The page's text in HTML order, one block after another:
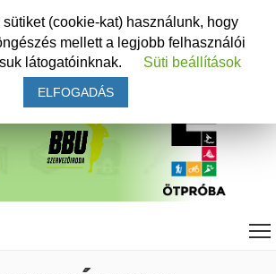
(cookie-kat) használunk, hogy
mellett a legjobb felhasználói
látogatóinknak.
Süti beállítások
ELFOGADÁS